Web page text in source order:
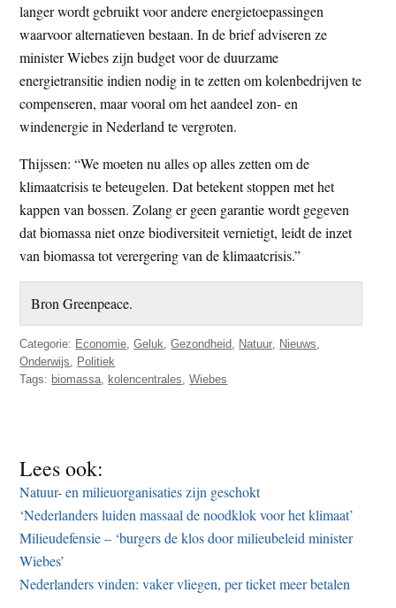
langer wordt gebruikt voor andere energietoepassingen
waarvoor alternatieven bestaan. In de brief adviseren ze
minister Wiebes zijn budget voor de duurzame
energietransitie indien nodig in te zetten om kolenbedrijven te
compenseren, maar vooral om het aandeel zon- en
windenergie in Nederland te vergroten.
Thijssen: “We moeten nu alles op alles zetten om de
klimaatcrisis te beteugelen. Dat betekent stoppen met het
kappen van bossen. Zolang er geen garantie wordt gegeven
dat biomassa niet onze biodiversiteit vernietigt, leidt de inzet
van biomassa tot verergering van de klimaatcrisis.”
Bron Greenpeace.
Categorie: Economie,Geluk,Gezondheid, Natuur, Nieuws,
Onderwijs, Politiek
Tags: biomassa, kolencentrales,Wiebes
Lees ook:
Natuur- en milieuorganisaties zijn geschokt
‘Nederlanders luiden massaal de noodklok voor het klimaat’
Milieudefensie – ‘burgers de klos door milieubeleid minister
Wiebes’
Nederlanders vinden: vaker vliegen, per ticket meer betalen